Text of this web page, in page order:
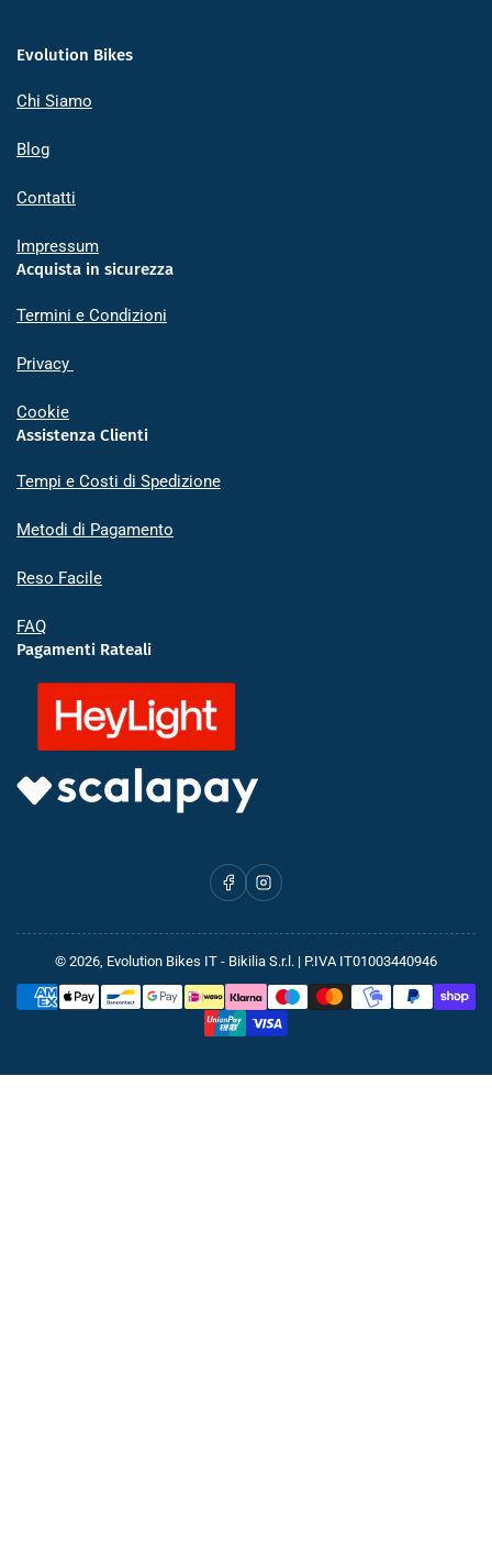
Evolution Bikes
Chi Siamo
Blog
Contatti
Impressum
Acquista in sicurezza
Termini e Condizioni
Privacy
Cookie
Assistenza Clienti
Tempi e Costi di Spedizione
Metodi di Pagamento
Reso Facile
FAQ
Pagamenti Rateali
FacebookInstagram
© 2026, Evolution Bikes IT - Bikilia S.r.l. | P.IVA IT01003440946
Metodi
di
pagamento